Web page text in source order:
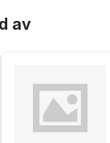
av